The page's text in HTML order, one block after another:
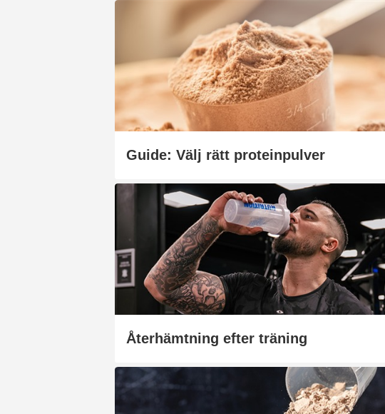
Guide: Välj rätt proteinpulver
Återhämtning efter träning